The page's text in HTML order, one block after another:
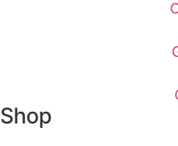
Shop